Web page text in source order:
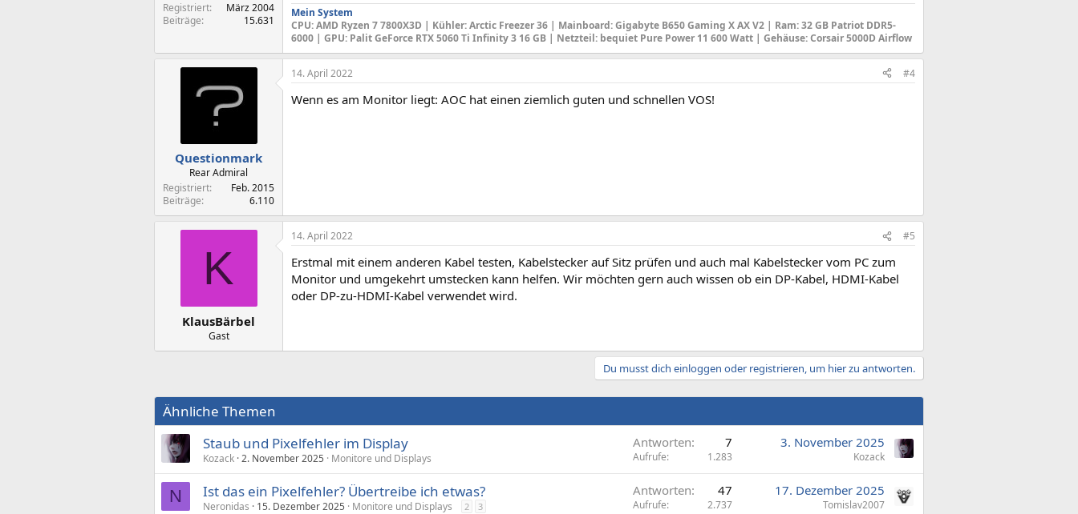
Registriert
März 2004
Beiträge
15.631
Mein System
CPU: AMD Ryzen 7 7800X3D | Kühler: Arctic Freezer 36 | Mainboard: Gigabyte B650 Gaming X AX V2 | Ram: 32 GB Patriot DDR5-
6000 | GPU: Palit GeForce RTX 5060 Ti Infinity 3 16 GB | Netzteil: bequiet Pure Power 11 600 Watt | Gehäuse: Corsair 5000D Airflow
Questionmark
Rear Admiral
Registriert
Feb. 2015
Beiträge
6.110
14. April 2022 #4
Wenn es am Monitor liegt: AOC hat einen ziemlich guten und schnellen VOS!
K
KlausBärbel
Gast
14. April 2022 #5
Erstmal mit einem anderen Kabel testen, Kabelstecker auf Sitz prüfen und auch mal Kabelstecker vom PC zum
Monitor und umgekehrt umstecken kann helfen. Wir möchten gern auch wissen ob ein DP-Kabel, HDMI-Kabel
oder DP-zu-HDMI-Kabel verwendet wird.
Du musst dich einloggen oder registrieren, um hier zu antworten.
Ähnliche Themen
Staub und Pixelfehler im Display
Kozack 2. November 2025 Monitore und Displays
Antworten 7
Aufrufe 1.283
3. November 2025
Kozack
N Ist das ein Pixelfehler? Übertreibe ich etwas?
Neronidas 15. Dezember 2025 Monitore und Displays 2 3
Antworten 47
Aufrufe 2.737
17. Dezember 2025
Tomislav2007